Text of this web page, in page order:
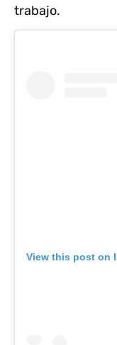
trabajo.
View this post on